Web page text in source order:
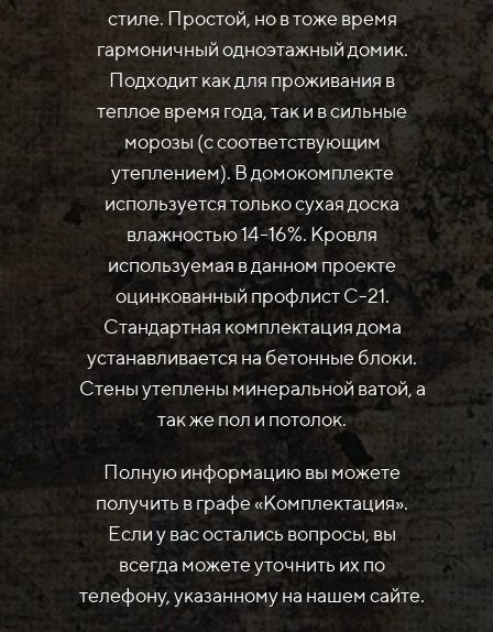
стиле. Простой, но в тоже время
гармоничный одноэтажный домик.
Подходит как для проживания в
теплое время года, так и в сильные
морозы (с соответствующим
утеплением). В домокомплекте
используется только сухая доска
влажностью 14-16%. Кровля
используемая в данном проекте
оцинкованный профлист С-21.
Стандартная комплектация дома
устанавливается на бетонные блоки.
Стены утеплены минеральной ватой, а
так же пол и потолок.
Полную информацию вы можете
получить в графе «Комплектация».
Если у вас остались вопросы, вы
всегда можете уточнить их по
телефону, указанному на нашем сайте.